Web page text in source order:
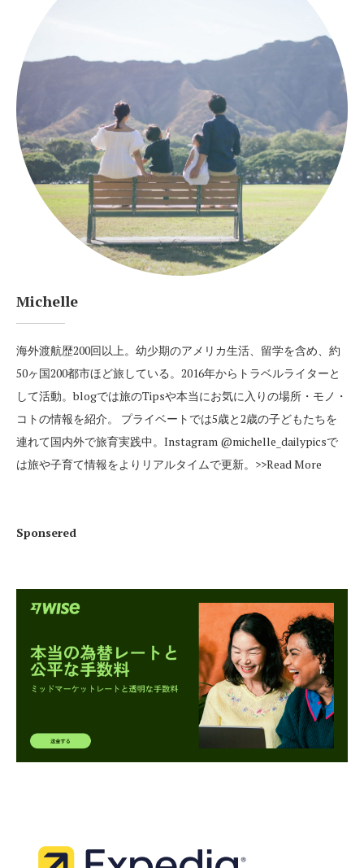
Michelle
海外渡航歴200回以上。幼少期のアメリカ生活、留学を含め、約
50ヶ国200都市ほど旅している。2016年からトラベルライターと
して活動。blogでは旅のTipsや本当にお気に入りの場所・モノ・
コトの情報を紹介。 プライベートでは5歳と2歳の子どもたちを
連れて国内外で旅育実践中。Instagram @michelle_dailypicsで
は旅や子育て情報をよりリアルタイムで更新。 >>Read More
Sponsered